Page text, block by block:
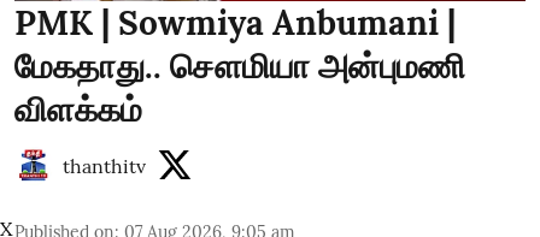
PMK | Sowmiya Anbumani |
மேகதாது.. சௌமியா அன்புமணி
விளக்கம்
thanthitv
Published on: 07 Aug 2026, 9:05 am
X